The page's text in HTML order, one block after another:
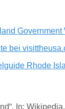
Government
bei
Rhode
In: